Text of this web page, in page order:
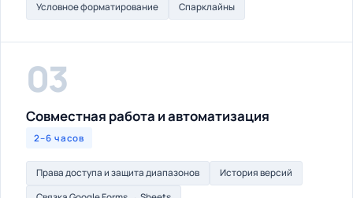
Условное форматирование
Спарклайны
03
Совместная работа и автоматизация
2–6 часов
Права доступа и защита диапазонов
История версий